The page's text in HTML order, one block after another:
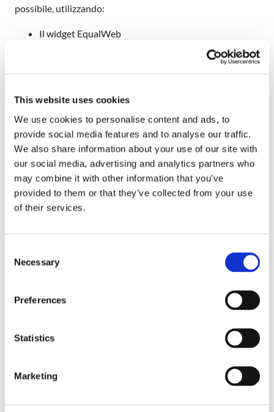
This website uses cookies
We use cookies to personalise content and ads, to
provide social media features and to analyse our traffic.
We also share information about your use of our site with
our social media, advertising and analytics partners who
may combine it with other information that you’ve
provided to them or that they’ve collected from your use
of their services.
Selection
Necessary
Preferences
Statistics
Marketing
possibile, utilizzando:
Il widget EqualWeb
Revisioni interne e miglioramenti progressivi
Funzionalità di accessibilità
Widget EqualWebcon regolazioni del testo,
modalità di contrasto e supporto ai lettori di
schermo
Compatibilità con zoomfino al 200%
Layout chiari e leggibili
Compatibilità dei lettori di schermo tramite
Aree di miglioramento
Alcuni elementi nascosti possono ricevere il focus
Alcuni componenti non sono pienamente utilizzabili
tramite tastiera